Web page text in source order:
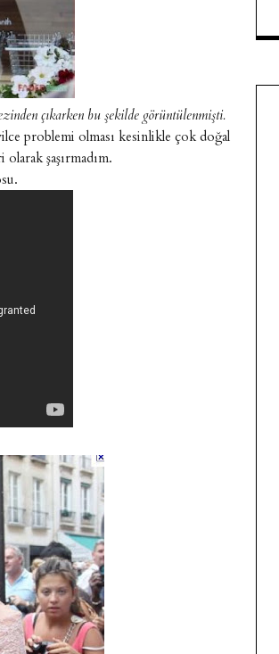
çıkarken bu şekilde görüntülenmişti.
problemi olması kesinlikle çok doğal
şaşırmadım.